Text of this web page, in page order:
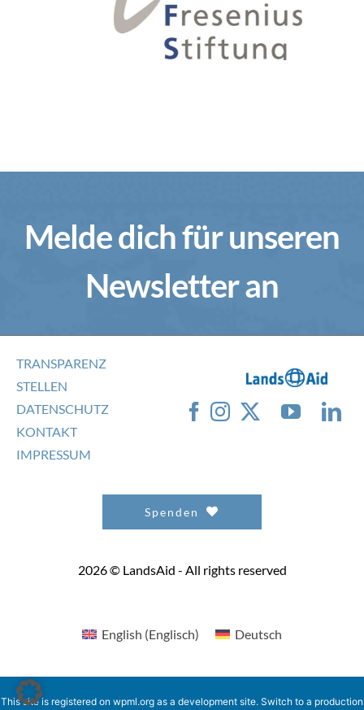
Melde dich für unseren
Newsletter an
TRANSPARENZ
STELLEN
DATENSCHUTZ
KONTAKT
IMPRESSUM
Spenden
2026 © LandsAid - All rights reserved
English (Englisch) Deutsch